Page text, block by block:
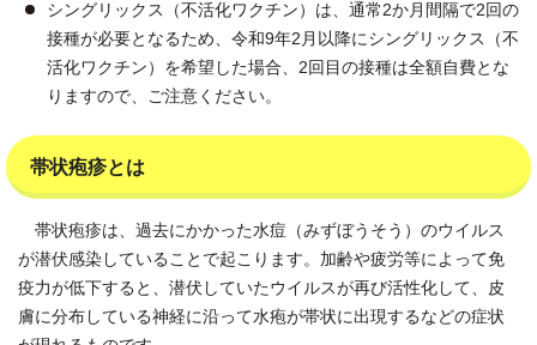
シングリックス（不活化ワクチン）は、通常2か月間隔で2回の
接種が必要となるため、令和9年2月以降にシングリックス（不
活化ワクチン）を希望した場合、2回目の接種は全額自費とな
りますので、ご注意ください。
帯状疱疹とは
帯状疱疹は、過去にかかった水痘（みずぼうそう）のウイルス
が潜伏感染していることで起こります。加齢や疲労等によって免
疫力が低下すると、潜伏していたウイルスが再び活性化して、皮
膚に分布している神経に沿って水疱が帯状に出現するなどの症状